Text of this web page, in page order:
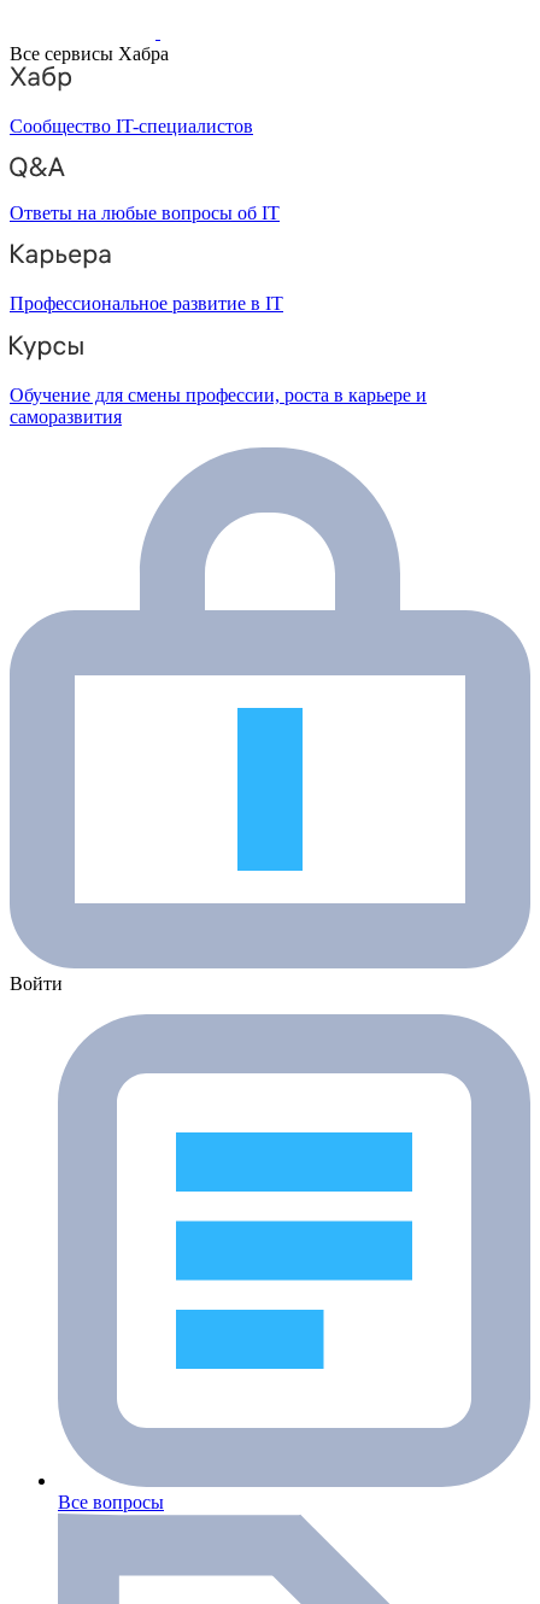
Все сервисы Хабра
Сообщество IT-специалистов
Ответы на любые вопросы об IT
Профессиональное развитие в IT
Обучение для смены профессии, роста в карьере и
саморазвития
Войти
Все вопросы